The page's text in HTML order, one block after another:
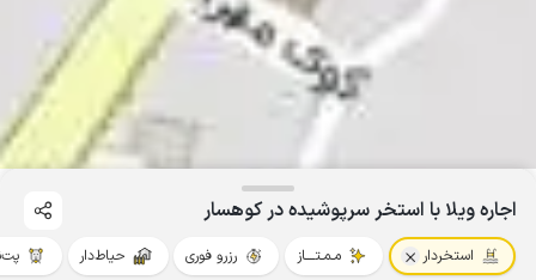
اجاره ویلا با استخر سرپوشیده در کوهسار
استخردار مـمـتــــاز رزرو فوری حیاط‌دار